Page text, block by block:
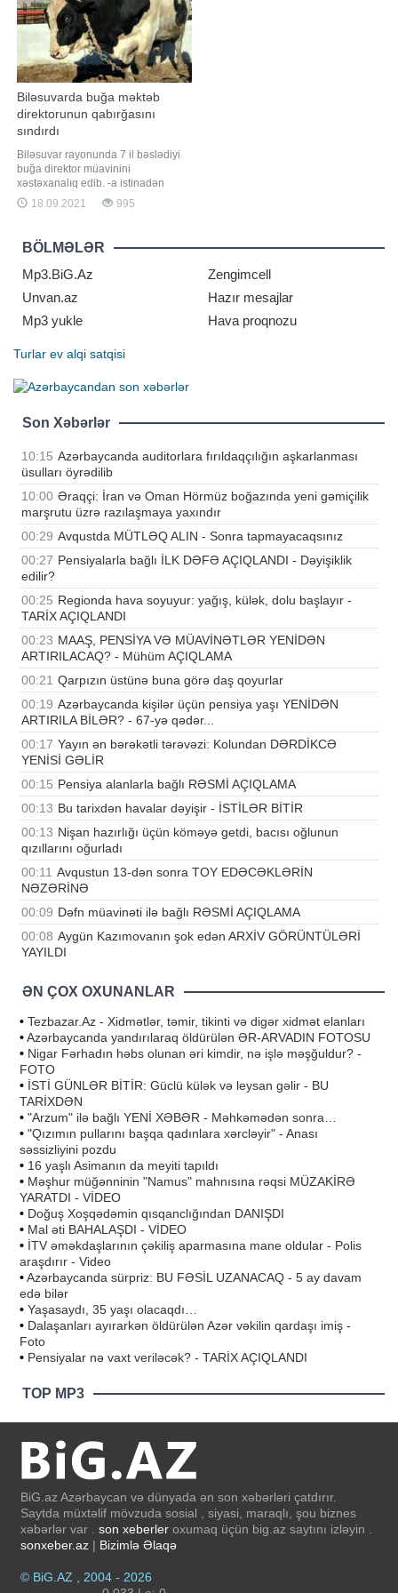
Biləsuvarda buğa məktəb
direktorunun qabırğasını
sındırdı
Biləsuvar rayonunda 7 il bəslədiyi
buğa direktor müavinini
xəstəxanalıq edib. -a istinadən
xəbər verir ki, hadisə rayonun Aşağı
Cürəli kəndində məktəb direktoru
olub. Hacıyev həyətyanı sahədəki
təssərrüfatında mal-qaraya qulluq
edərkən buğa ona qəfil hücum edib.
Nəticəd
18.09.2021 995
BÖLMƏLƏR
Mp3.BiG.Az
Zengimcell
Unvan.az
Hazır mesajlar
Mp3 yukle
Hava proqnozu
Turlar ev alqi satqisi
Son Xəbərlər
10:15 Azərbaycanda auditorlara fırıldaqçılığın aşkarlanması
üsulları öyrədilib
10:00 Əraqçi: İran və Oman Hörmüz boğazında yeni gəmiçilik
marşrutu üzrə razılaşmaya yaxındır
00:29 Avqustda MÜTLƏQ ALIN - Sonra tapmayacaqsınız
00:27 Pensiyalarla bağlı İLK DƏFƏ AÇIQLANDI - Dəyişiklik
edilir?
00:25 Regionda hava soyuyur: yağış, külək, dolu başlayır -
TARİX AÇIQLANDI
00:23 MAAŞ, PENSİYA VƏ MÜAVİNƏTLƏR YENİDƏN
ARTIRILACAQ? - Mühüm AÇIQLAMA
00:21 Qarpızın üstünə buna görə daş qoyurlar
00:19 Azərbaycanda kişilər üçün pensiya yaşı YENİDƏN
ARTIRILA BİLƏR? - 67-yə qədər...
00:17 Yayın ən bərəkətli tərəvəzi: Kolundan DƏRDİKCƏ
YENİSİ GƏLİR
00:15 Pensiya alanlarla bağlı RƏSMİ AÇIQLAMA
00:13 Bu tarixdən havalar dəyişir - İSTİLƏR BİTİR
00:13 Nişan hazırlığı üçün köməyə getdi, bacısı oğlunun
qızıllarını oğurladı
00:11 Avqustun 13-dən sonra TOY EDƏCƏKLƏRİN
NƏZƏRİNƏ
00:09 Dəfn müavinəti ilə bağlı RƏSMİ AÇIQLAMA
00:08 Aygün Kazımovanın şok edən ARXİV GÖRÜNTÜLƏRİ
YAYILDI
ƏN ÇOX OXUNANLAR
• Tezbazar.Az - Xidmətlər, təmir, tikinti və digər xidmət elanları
•Azərbaycanda yandırılaraq öldürülən ƏR-ARVADIN FOTOSU
• Nigar Fərhadın həbs olunan əri kimdir, nə işlə məşğuldur? -
FOTO
• İSTİ GÜNLƏR BİTİR: Güclü külək və leysan gəlir - BU
TARİXDƏN
• "Arzum" ilə bağlı YENİ XƏBƏR - Məhkəmədən sonra…
• "Qızımın pullarını başqa qadınlara xərcləyir" - Anası
səssizliyini pozdu
• 16 yaşlı Asimanın da meyiti tapıldı
• Məşhur müğənninin "Namus" mahnısına rəqsi MÜZAKİRƏ
YARATDI - VİDEO
• Doğuş Xoşqədəmin qısqanclığından DANIŞDI
• Mal əti BAHALAŞDI - VİDEO
• İTV əməkdaşlarının çəkiliş aparmasına mane oldular - Polis
araşdırır - Video
•Azərbaycanda sürpriz: BU FƏSİL UZANACAQ - 5 ay davam
edə bilər
• Yaşasaydı, 35 yaşı olacaqdı…
• Dalaşanları ayırarkən öldürülən Azər vəkilin qardaşı imiş -
Foto
• Pensiyalar nə vaxt veriləcək? - TARİX AÇIQLANDI
TOP MP3
BiG.az Azərbaycan və dünyada ən son xəbərləri çatdırır.
Saytda müxtəlif mövzuda sosial , siyasi, maraqlı, şou biznes
xəbərlər var . son xeberler oxumaq üçün big.az saytını izləyin .
sonxeber.az | Bizimlə Əlaqə
© BiG.AZ , 2004 - 2026